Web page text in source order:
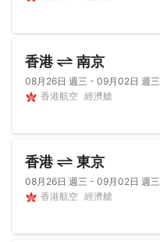
香港 南京
08月26日 週三 - 09月02日 週三
香港航空 經濟艙
香港 東京
08月26日 週三 - 09月02日 週三
香港航空 經濟艙